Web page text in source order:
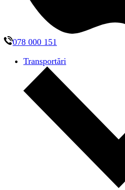
078 000 151
Transportări